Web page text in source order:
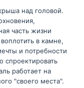
над головой.
часть жизни
в камне,
и потребности
спроектировать
работает на
"своего места".